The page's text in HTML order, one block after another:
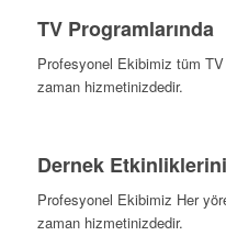
TV Programlarında
Profesyonel Ekibimiz tüm TV
zaman hizmetinizdedir.
Dernek
Profesyonel Ekibimiz Her
zaman hizmetinizdedir.